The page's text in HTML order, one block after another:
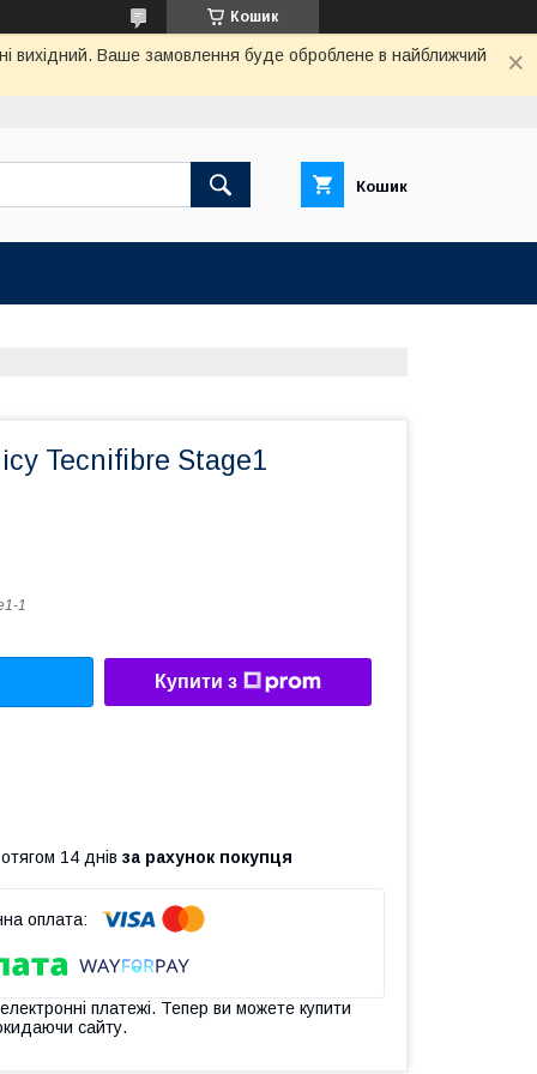
Кошик
вихідний. Ваше замовлення буде оброблене в найближчий
Кошик
Tecnifibre Stage1
1
Купити з
14 днів за рахунок покупця
платежі. Тепер ви можете купити
сайту.